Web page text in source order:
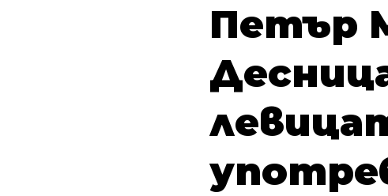
Петър